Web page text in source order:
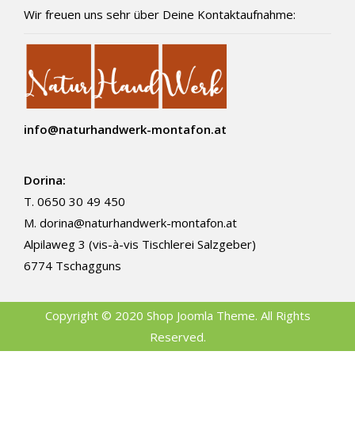
Wir freuen uns sehr über Deine Kontaktaufnahme:
info@naturhandwerk-montafon.at
Dorina:
T. 0650 30 49 450
M. dorina@naturhandwerk-montafon.at
Alpilaweg 3 (vis-à-vis Tischlerei Salzgeber)
6774 Tschagguns
Copyright © 2020 Shop Joomla Theme. All Rights
Reserved.